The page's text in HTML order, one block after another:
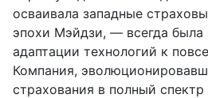
осваивала западные
эпохи Мэйдзи, — всегда
адаптации технологий к
Компания,
страхования в полный спектр